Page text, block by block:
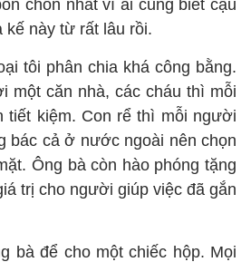
chồn nhất vì ai cũng biết cậu
kế này từ rất lâu rồi.
tôi phân chia khá công bằng.
một căn nhà, các cháu thì mỗi
tiết kiệm. Con rể thì mỗi người
bác cả ở nước ngoài nên chọn
Ông bà còn hào phóng tặng
trị cho người giúp việc đã gắn
bà để cho một chiếc hộp. Mọi